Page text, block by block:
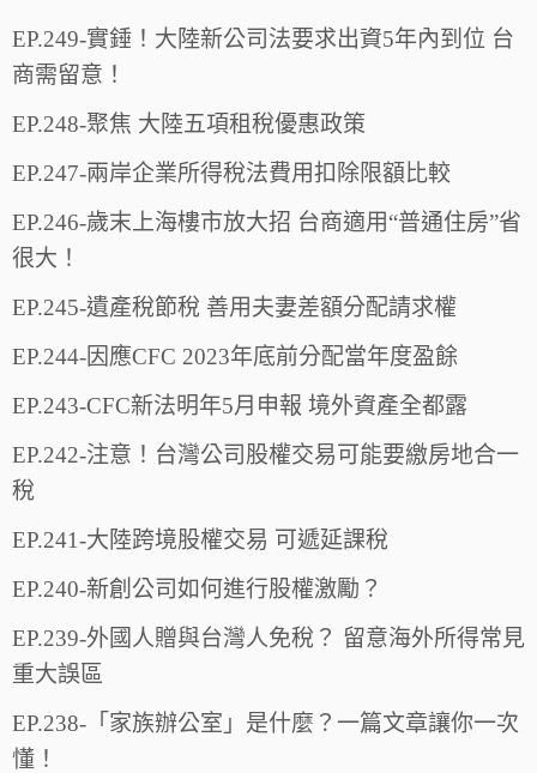
EP.249-實錘！大陸新公司法要求出資5年內到位 台
商需留意！
EP.248-聚焦 大陸五項租稅優惠政策
EP.247-兩岸企業所得稅法費用扣除限額比較
EP.246-歲末上海樓市放大招 台商適用“普通住房”省
很大！
EP.245-遺產稅節稅 善用夫妻差額分配請求權
EP.244-因應CFC 2023年底前分配當年度盈餘
EP.243-CFC新法明年5月申報 境外資產全都露
EP.242-注意！台灣公司股權交易可能要繳房地合一
稅
EP.241-大陸跨境股權交易 可遞延課稅
EP.240-新創公司如何進行股權激勵？
EP.239-外國人贈與台灣人免稅？ 留意海外所得常見
重大誤區
EP.238-「家族辦公室」是什麼？一篇文章讓你一次
懂！